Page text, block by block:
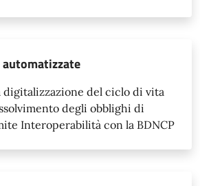
automatizzate
digitalizzazione del ciclo di vita
degli obblighi di
Interoperabilità con la BDNCP